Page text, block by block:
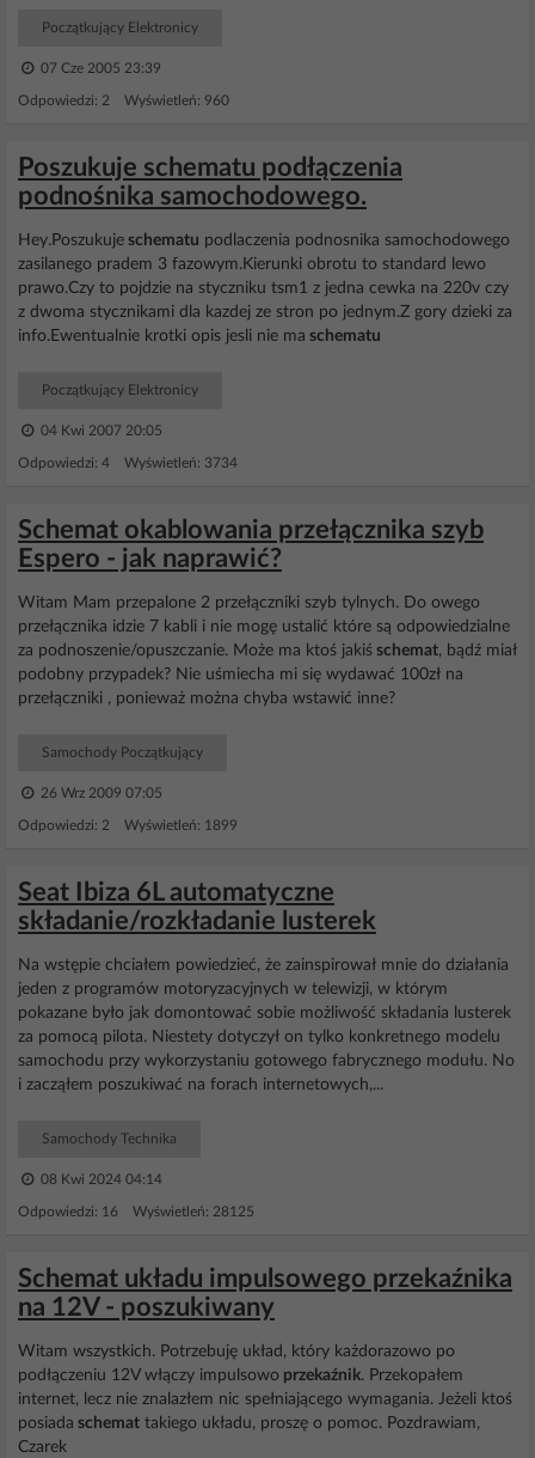
Początkujący Elektronicy
07 Cze 2005 23:39
Odpowiedzi: 2 Wyświetleń: 960
Poszukuje schematu podłączenia
podnośnika samochodowego.
Hey.Poszukuje schematu podlaczenia podnosnika samochodowego
zasilanego pradem 3 fazowym.Kierunki obrotu to standard lewo
prawo.Czy to pojdzie na styczniku tsm1 z jedna cewka na 220v czy
z dwoma stycznikami dla kazdej ze stron po jednym.Z gory dzieki za
info.Ewentualnie krotki opis jesli nie ma schematu
Początkujący Elektronicy
04 Kwi 2007 20:05
Odpowiedzi: 4 Wyświetleń: 3734
Schemat okablowania przełącznika szyb
Espero - jak naprawić?
Witam Mam przepalone 2 przełączniki szyb tylnych. Do owego
przełącznika idzie 7 kabli i nie mogę ustalić które są odpowiedzialne
za podnoszenie/opuszczanie. Może ma ktoś jakiś schemat, bądź miał
podobny przypadek? Nie uśmiecha mi się wydawać 100zł na
przełączniki , ponieważ można chyba wstawić inne?
Samochody Początkujący
26 Wrz 2009 07:05
Odpowiedzi: 2 Wyświetleń: 1899
Seat Ibiza 6L automatyczne
składanie/rozkładanie lusterek
Na wstępie chciałem powiedzieć, że zainspirował mnie do działania
jeden z programów motoryzacyjnych w telewizji, w którym
pokazane było jak domontować sobie możliwość składania lusterek
za pomocą pilota. Niestety dotyczył on tylko konkretnego modelu
samochodu przy wykorzystaniu gotowego fabrycznego modułu. No
i zacząłem poszukiwać na forach internetowych,...
Samochody Technika
08 Kwi 2024 04:14
Odpowiedzi: 16 Wyświetleń: 28125
Schemat układu impulsowego przekaźnika
na 12V - poszukiwany
Witam wszystkich. Potrzebuję układ, który każdorazowo po
podłączeniu 12V włączy impulsowo przekaźnik. Przekopałem
internet, lecz nie znalazłem nic spełniającego wymagania. Jeżeli ktoś
posiada schemat takiego układu, proszę o pomoc. Pozdrawiam,
Czarek